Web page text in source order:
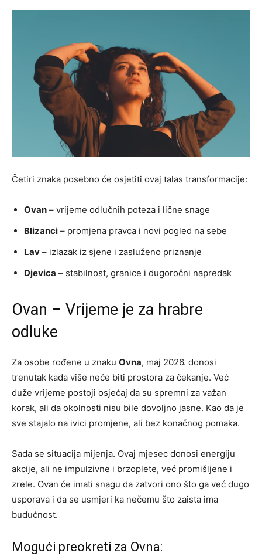
Četiri znaka posebno će osjetiti ovaj talas transformacije:
Ovan – vrijeme odlučnih poteza i lične snage
Blizanci – promjena pravca i novi pogled na sebe
Lav – izlazak iz sjene i zasluženo priznanje
Djevica – stabilnost, granice i dugoročni napredak
Ovan – Vrijeme je za hrabre
odluke
Za osobe rođene u znaku Ovna, maj 2026. donosi
trenutak kada više neće biti prostora za čekanje. Već
duže vrijeme postoji osjećaj da su spremni za važan
korak, ali da okolnosti nisu bile dovoljno jasne. Kao da je
sve stajalo na ivici promjene, ali bez konačnog pomaka.
Sada se situacija mijenja. Ovaj mjesec donosi energiju
akcije, ali ne impulzivne i brzoplete, već promišljene i
zrele. Ovan će imati snagu da zatvori ono što ga već dugo
usporava i da se usmjeri ka nečemu što zaista ima
budućnost.
Mogući preokreti za Ovna: